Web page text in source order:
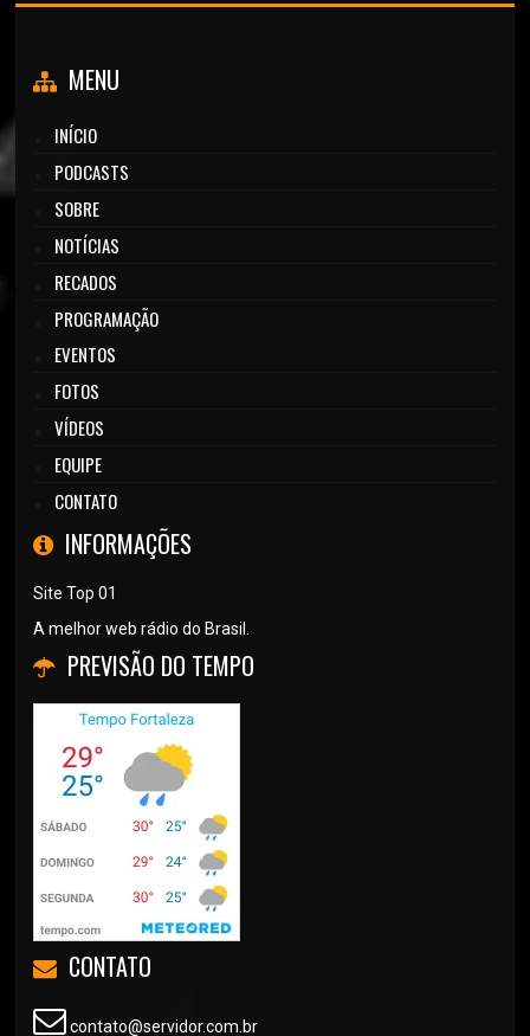
MENU
INÍCIO
PODCASTS
SOBRE
NOTÍCIAS
RECADOS
PROGRAMAÇÃO
EVENTOS
FOTOS
VÍDEOS
EQUIPE
CONTATO
INFORMAÇÕES
Site Top 01
A melhor web rádio do Brasil.
PREVISÃO DO TEMPO
CONTATO
contato@servidor.com.br